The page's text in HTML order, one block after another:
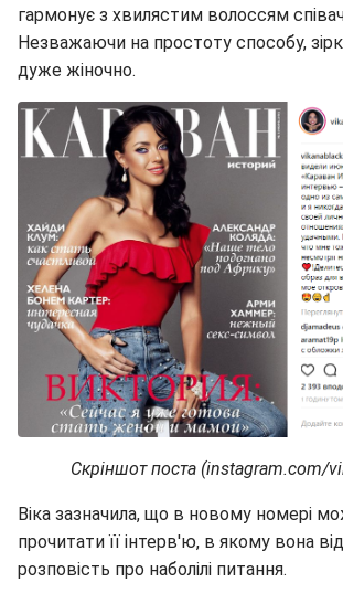
гармонує з хвилястим волоссям
Незважаючи на простоту способу,
дуже жіночно.
Скріншот поста (instagram.com/
Віка зазначила, що в новому номері
прочитати її інтерв'ю, в якому вона
розповість про наболілі питання.